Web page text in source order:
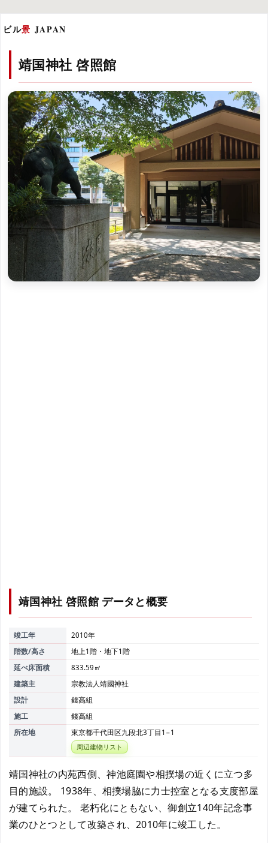
ビル景 JAPAN
靖国神社 啓照館
靖国神社 啓照館 データと概要
竣工年
2010年
階数/高さ
地上1階・地下1階
延べ床面積
833.59㎡
建築主
宗教法人靖國神社
設計
錢高組
施工
錢高組
所在地
東京都千代田区九段北3丁目1−1
周辺建物リスト
靖国神社の内苑西側、神池庭園や相撲場の近くに立つ多
目的施設。 1938年、相撲場脇に力士控室となる支度部屋
が建てられた。 老朽化にともない、御創立140年記念事
業のひとつとして改築され、2010年に竣工した。